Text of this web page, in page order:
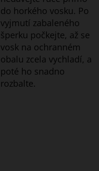
do horkého vosku. Po
vyjmutí zabaleného
šperku počkejte, až se
vosk na ochranném
obalu zcela vychladí, a
poté ho snadno
rozbalte.